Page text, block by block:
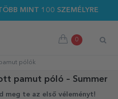
100 SZEMÉLYRE SZABOTT
0
pólók
pamut póló – Summer
meg te az első véleményt!